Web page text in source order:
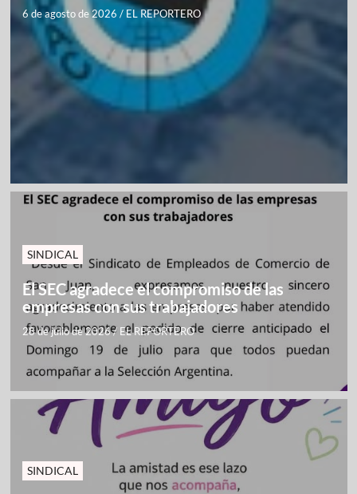
6 de agosto de 2026 / EL REPORTERO
SINDICAL
El SEC agradece el compromiso de las
empresas con sus trabajadores
28 de julio de 2026/ EL REPORTERO
SINDICAL